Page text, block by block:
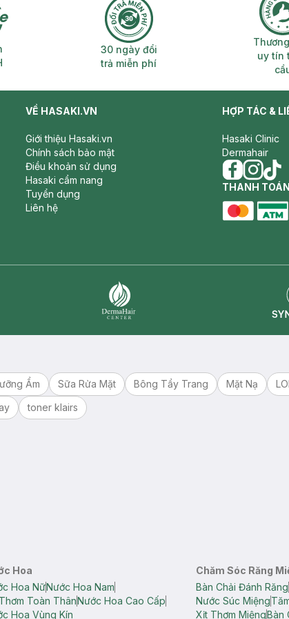
miễn phí 2H 30 ngày đổi trả miễn phí
30 ngày đổi
trả miễn phí
uy tín
VỀ HASAKI.VN
Giới thiệu Hasaki.vn
Chính sách bảo mật
Điều khoản sử dụng
Hasaki cẩm nang
Tuyển dụng
Liên hệ
HỢP TÁC &
Hasaki Clinic
Dermahair
facebook
instagram
tiktok
THANH TOÁN
Ẩm Sữa Rửa Mặt Bông Tẩy Trang Mặt Nạ
toner klairs
Hoa
Hoa NữNước Hoa Nam
Toàn ThânNước Hoa Cao Cấp
Hoa Vùng Kín
Chăm Sóc Răng
Bàn Chải Đánh Răng
Nước Súc Miệng
Xịt Thơm MiệngBàn